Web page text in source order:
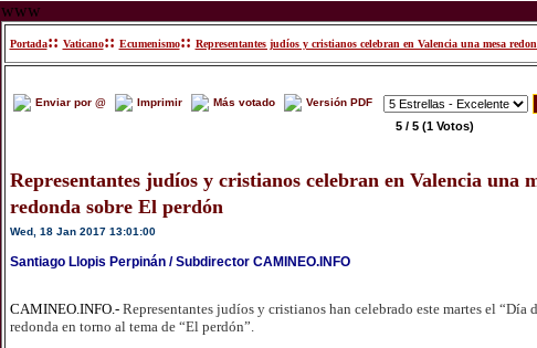
www
Portada:: Vaticano:: Ecumenismo:: Representantes judíos y cristianos celebran en Valencia una mesa
Enviar por @ Imprimir Más votado Versión PDF
5 / 5 (1 Votos)
Representantes judíos y cristianos celebran en Valencia una
redonda sobre El perdón
Wed, 18 Jan 2017 13:01:00
Santiago Llopis Perpinán / Subdirector CAMINEO.INFO
CAMINEO.INFO.- Representantes judíos y cristianos han celebrado este martes el
redonda en torno al tema de “El perdón”.